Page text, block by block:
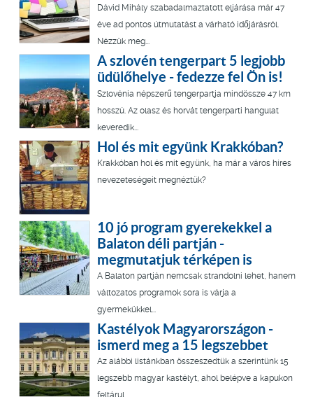
Dávid Mihály szabadalmaztatott eljárása már 47
éve ad pontos útmutatást a várható időjárásról.
Nézzük meg...
A szlovén tengerpart 5 legjobb
üdülőhelye - fedezze fel Ön is!
Szlovénia népszerű tengerpartja mindössze 47 km
hosszú. Az olasz és horvát tengerparti hangulat
keveredik...
Hol és mit együnk Krakkóban?
Krakkóban hol és mit együnk, ha már a város híres
nevezeteségeit megnéztük?
10 jó program gyerekekkel a
Balaton déli partján -
megmutatjuk térképen is
A Balaton partján nemcsak strandolni lehet, hanem
változatos programok sora is várja a
gyermekükkel...
Kastélyok Magyarországon -
ismerd meg a 15 legszebbet
Az alábbi listánkban összeszedtük a szerintünk 15
legszebb magyar kastélyt, ahol belépve a kapukon
feltárul...